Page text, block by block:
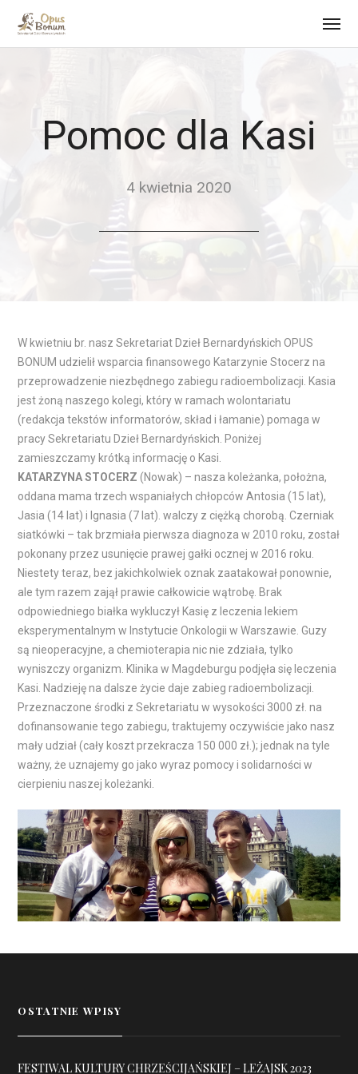
Pomoc dla Kasi
4 kwietnia 2020
W kwietniu br. nasz Sekretariat Dzieł Bernardyńskich OPUS
BONUM udzielił wsparcia finansowego Katarzynie Stocerz na
przeprowadzenie niezbędnego zabiegu radioembolizacji. Kasia
jest żoną naszego kolegi, który w ramach wolontariatu
(redakcja tekstów informatorów, skład i łamanie) pomaga w
pracy Sekretariatu Dzieł Bernardyńskich. Poniżej
zamieszczamy krótką informację o Kasi.
KATARZYNA STOCERZ (Nowak) – nasza koleżanka, położna,
oddana mama trzech wspaniałych chłopców Antosia (15 lat),
Jasia (14 lat) i Ignasia (7 lat). walczy z ciężką chorobą. Czerniak
siatkówki – tak brzmiała pierwsza diagnoza w 2010 roku, został
pokonany przez usunięcie prawej gałki ocznej w 2016 roku.
Niestety teraz, bez jakichkolwiek oznak zaatakował ponownie,
ale tym razem zajął prawie całkowicie wątrobę. Brak
odpowiedniego białka wykluczył Kasię z leczenia lekiem
eksperymentalnym w Instytucie Onkologii w Warszawie. Guzy
są nieoperacyjne, a chemioterapia nic nie zdziała, tylko
wyniszczy organizm. Klinika w Magdeburgu podjęła się leczenia
Kasi. Nadzieję na dalsze życie daje zabieg radioembolizacji.
Przeznaczone środki z Sekretariatu w wysokości 3000 zł. na
dofinansowanie tego zabiegu, traktujemy oczywiście jako nasz
mały udział (cały koszt przekracza 150 000 zł.); jednak na tyle
ważny, że uznajemy go jako wyraz pomocy i solidarności w
cierpieniu naszej koleżanki.
OSTATNIE WPISY
FESTIWAL KULTURY CHRZEŚCIJAŃSKIEJ – LEŻAJSK 2023